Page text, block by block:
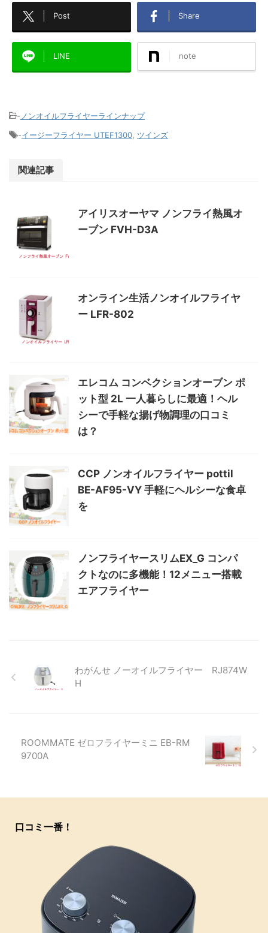
Post Share
LINE note
- ノンオイルフライヤーラインナップ
-イージーフライヤー UTEF1300 ツインズ
関連記事
アイリスオーヤマ ノンフライ熱風オ
ーブン FVH-D3A
オンライン生活ノンオイルフライヤ
ー LFR-802
エレコム コンベクションオーブン ポ
ット型 2L 一人暮らしに最適！ヘル
シーで手軽な揚げ物調理の口コミ
は？
CCP ノンオイルフライヤー pottil
BE-AF95-VY 手軽にヘルシーな食卓
を
ノンフライヤースリムEX_G コンパ
クトなのに多機能！12メニュー搭載
エアフライヤー
わがんせ ノーオイルフライヤー RJ874W
H
ROOMMATE ゼロフライヤーミニ EB-RM
9700A
口コミ一番！